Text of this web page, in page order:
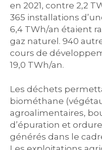
en 2021, contre 2,2
365 installations
6,4 TWh/an étaient
gaz naturel. 940
cours de
19,0 TWh/an.
Les déchets
biométhane
agroalimentaires,
d’épuration et
générés dans le